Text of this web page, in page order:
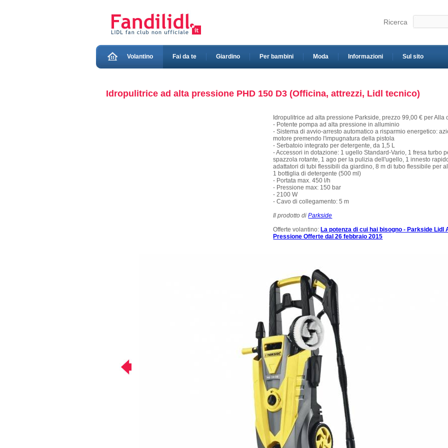
Ricerca
Volantino Fai da te Giardino Per bambini Moda Informazioni Sul sito
Idropulitrice ad alta pressione PHD 150 D3 (Officina, attrezzi, Lidl tecnico)
Idropulitrice ad alta pressione Parkside, prezzo 99,00 € per Alla
- Potente pompa ad alta pressione in alluminio
- Sistema di avvio-arresto automatico a risparmio energetico:
motore premendo l'impugnatura della pistola
- Serbatoio integrato per detergente, da 1,5 L
- Accessori in dotazione: 1 ugello Standard-Vario, 1 fresa turbo
spazzola rotante, 1 ago per la pulizia dell'ugello, 1 innesto
adattatori di tubi flessibili da giardino, 8 m di tubo flessibile per
1 bottiglia di detergente (500 ml)
- Portata max. 450 l/h
- Pressione max: 150 bar
- 2100 W
- Cavo di collegamento: 5 m
Il prodotto diParkside
Offerte volantino: La potenza di cui hai bisogno - Parkside Lidl
Pressione Offerte dal 26 febbraio 2015